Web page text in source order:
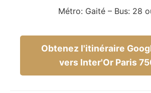
Métro: Gaité – Bus: 28
Obtenez l'itinéraire
vers Inter'Or Paris